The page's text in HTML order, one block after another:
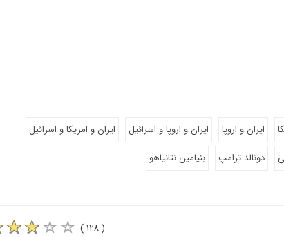
ایران و اروپا ایران و اروپا و اسرائیل
ایران و امریکا و اسرائیل
دونالد ترامپ بنیامین نتانیاهو
( ۱۲۸ )